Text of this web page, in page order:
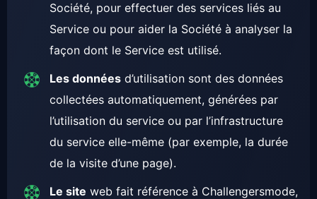
Société, pour effectuer des services liés au
Service ou pour aider la Société à analyser la
façon dont le Service est utilisé.
Les données d’utilisation sont des données
collectées automatiquement, générées par
l’utilisation du service ou par l’infrastructure
du service elle-même (par exemple, la durée
de la visite d’une page).
Le site web fait référence à Challengersmode,